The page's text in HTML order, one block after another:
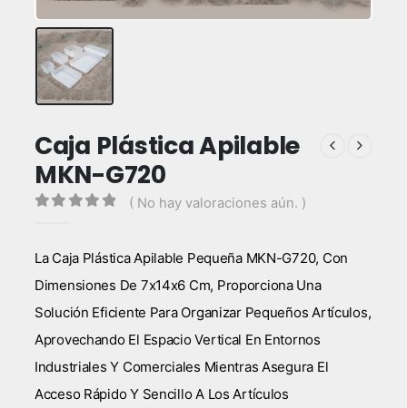
Caja Plástica Apilable
MKN-G720
( No hay valoraciones aún. )
La Caja Plástica Apilable Pequeña MKN-G720, Con
Dimensiones De 7x14x6 Cm, Proporciona Una
Solución Eficiente Para Organizar Pequeños Artículos,
Aprovechando El Espacio Vertical En Entornos
Industriales Y Comerciales Mientras Asegura El
Acceso Rápido Y Sencillo A Los Artículos